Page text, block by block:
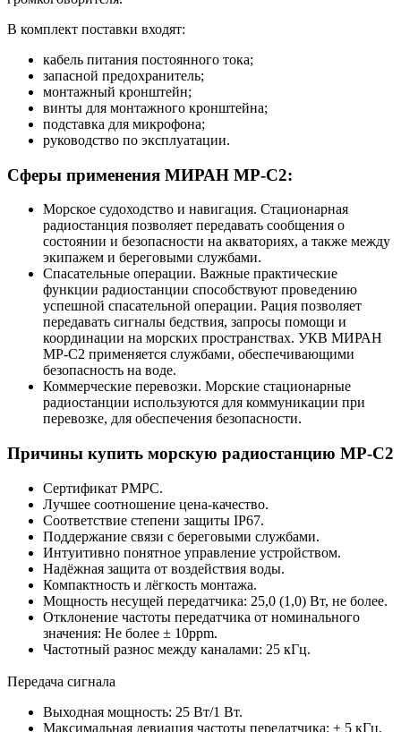
В комплект поставки входят:
кабель питания постоянного тока;
запасной предохранитель;
монтажный кронштейн;
винты для монтажного кронштейна;
подставка для микрофона;
руководство по эксплуатации.
Сферы применения МИРАН МР-С2:
Морское судоходство и навигация. Стационарная
радиостанция позволяет передавать сообщения о
состоянии и безопасности на акваториях, а также между
экипажем и береговыми службами.
Спасательные операции. Важные практические
функции радиостанции способствуют проведению
успешной спасательной операции. Рация позволяет
передавать сигналы бедствия, запросы помощи и
координации на морских пространствах. УКВ МИРАН
МР-С2 применяется службами, обеспечивающими
безопасность на воде.
Коммерческие перевозки. Морские стационарные
радиостанции используются для коммуникации при
перевозке, для обеспечения безопасности.
Причины купить морскую радиостанцию МР-С2
Сертификат РМРС.
Лучшее соотношение цена-качество.
Соответствие степени защиты IP67.
Поддержание связи с береговыми службами.
Интуитивно понятное управление устройством.
Надёжная защита от воздействия воды.
Компактность и лёгкость монтажа.
Мощность несущей передатчика: 25,0 (1,0) Вт, не более.
Отклонение частоты передатчика от номинального
значения: Не более ± 10ppm.
Частотный разнос между каналами: 25 кГц.
Передача сигнала
Выходная мощность: 25 Вт/1 Вт.
Максимальная девиация частоты передатчика: ± 5 кГц,